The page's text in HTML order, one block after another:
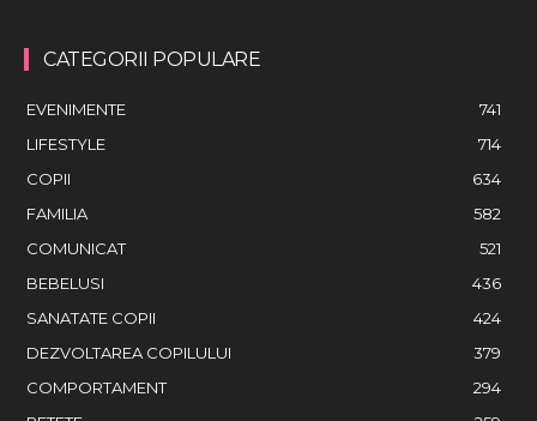
CATEGORII POPULARE
EVENIMENTE
741
LIFESTYLE
714
COPII
634
FAMILIA
582
COMUNICAT
521
BEBELUSI
436
SANATATE COPII
424
DEZVOLTAREA COPILULUI
379
COMPORTAMENT
294